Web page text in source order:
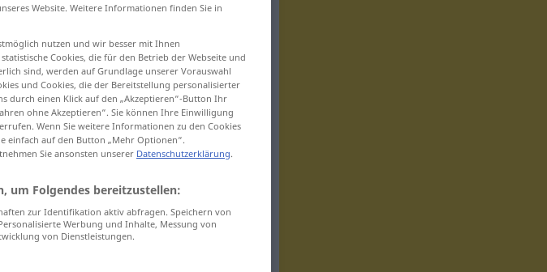
Norska
Website. Weitere Informationen finden Sie in
nutzen und wir besser mit Ihnen
Cookies, die für den Betrieb der Webseite und
sind, werden auf Grundlage unserer Vorauswahl
und Cookies, die der Bereitstellung personalisierter
durch einen Klick auf den „Akzeptieren“-Button Ihr
ohne Akzeptieren“. Sie können Ihre Einwilligung
Wenn Sie weitere Informationen zu den Cookies
einfach auf den Button „Mehr Optionen“.
Sie ansonsten unserer Datenschutzerklärung.
um Folgendes bereitzustellen:
zur Identifikation aktiv abfragen. Speichern von
Werbung und Inhalte, Messung von
von Dienstleistungen.